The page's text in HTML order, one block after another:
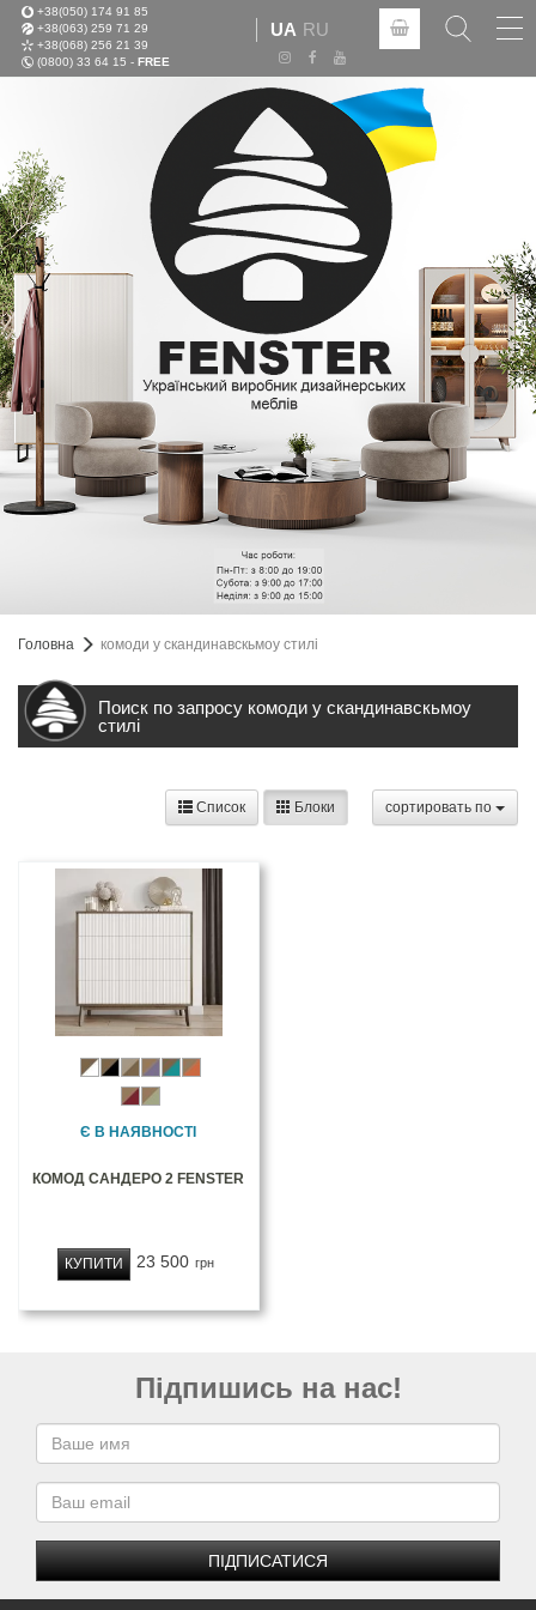
+38(050) 174 91 85
+38(063) 259 71 29
+38(068) 256 21 39
(0800) 33 64 15 - FREE
UA RU
Головна комоди у скандинавскьмоу стилі
Поиск по запросу комоди у скандинавскьмоу
стилі
cортировать по
Список Блоки
Є В НАЯВНОСТІ
КОМОД САНДЕРО 2 FENSTER
23 500 грн
КУПИТИ
Підпишись на нас!
ПІДПИСАТИСЯ